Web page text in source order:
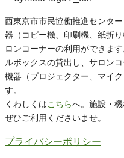
西東京市市民協働推進センタ
器（コピー機、印刷機、紙折
ロンコーナーの利用ができま
ルボックスの貸出し、サロン
機器（プロジェクター、マイ
す。
くわしくはこちらへ。施設・
ぜひご利用くださいませ。
プライバシーポリシー